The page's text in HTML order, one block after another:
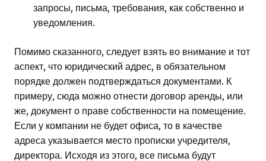
запросы, письма, требования, как собственно и
уведомления.
Помимо сказанного, следует взять во внимание и тот
аспект, что юридический адрес, в обязательном
порядке должен подтверждаться документами. К
примеру, сюда можно отнести договор аренды, или
же, документ о праве собственности на помещение.
Если у компании не будет офиса, то в качестве
адреса указывается место прописки учредителя,
директора. Исходя из этого, все письма будут